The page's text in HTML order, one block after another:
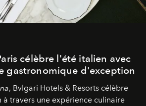
célèbre l'été italien avec
gastronomique d'exception
, Bvlgari Hotels & Resorts célèbre
travers une expérience culinaire